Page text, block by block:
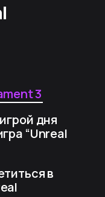
3
дня
“Unreal
в